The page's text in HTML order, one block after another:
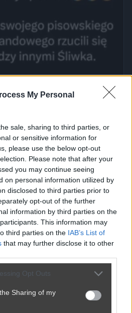
My Personal
sale, sharing to third parties, or
or sensitive information for
please use the below opt-out
Please note that after your
you may continue seeing
on personal information utilized by
disclosed to third parties prior to
opt-out of the further
information by third parties on the
This information may
third parties on the IAB’s List of
that may further disclose it to other
Opt Outs
Sharing of my